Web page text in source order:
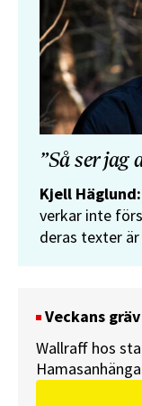
”Så ser jag
Kjell Häglund:
verkar inte
deras texter
Veckans
Wallraff hos